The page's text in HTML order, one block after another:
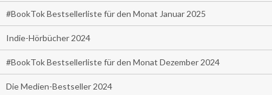
#BookTok Bestsellerliste für den Monat Januar 2025
Indie-Hörbücher 2024
#BookTok Bestsellerliste für den Monat Dezember 2024
Die Medien-Bestseller 2024